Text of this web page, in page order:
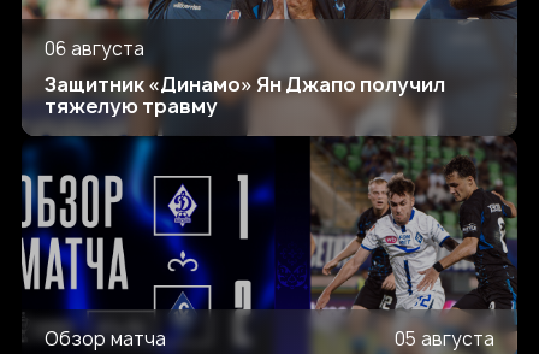
06 августа
Защитник «Динамо» Ян Джапо получил
тяжелую травму
Обзор матча 05 августа